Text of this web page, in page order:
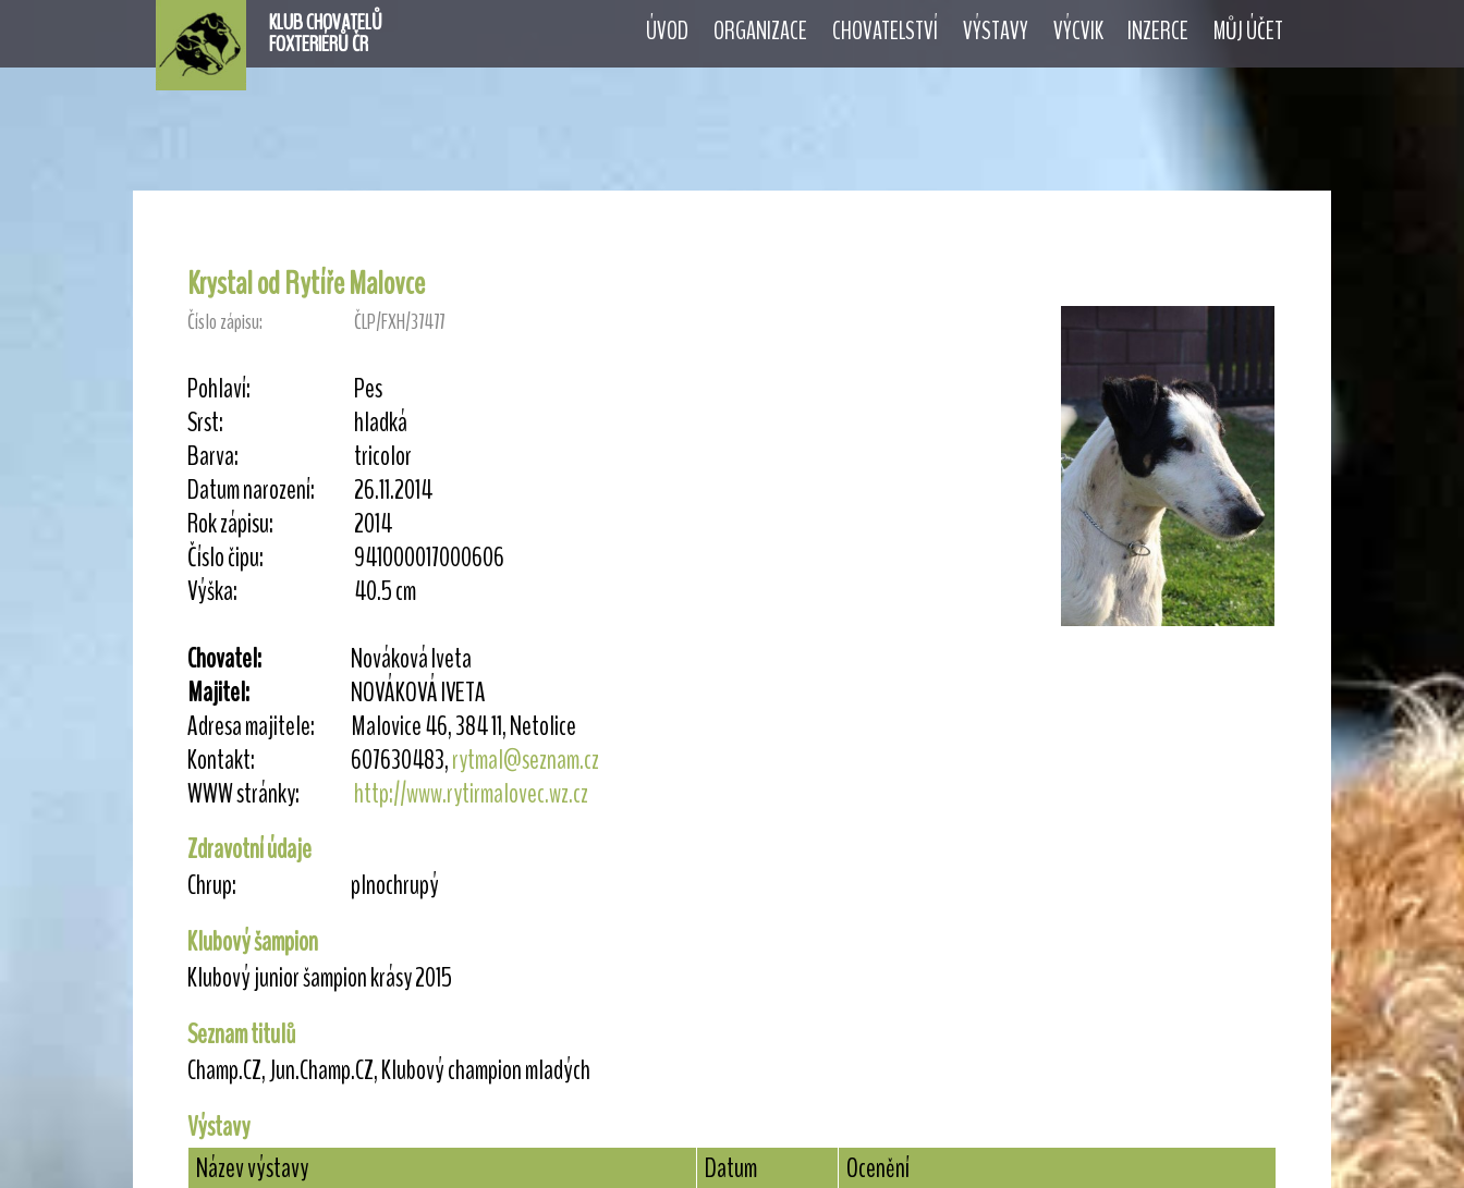
KLUB CHOVATELŮ
FOXTERIÉRŮ ČR ÚVOD ORGANIZACE CHOVATELSTVÍ VÝSTAVY VÝCVIK INZERCE MŮJ ÚČET
Krystal od Rytíře Malovce
Číslo zápisu: ČLP/FXH/37477
Pohlaví:
Pes
Srst:
hladká
Barva:
tricolor
Datum narození:
26.11.2014
Rok zápisu:
2014
Číslo čipu:
941000017000606
Výška:
40.5 cm
Chovatel:
Nováková Iveta
Majitel:
NOVÁKOVÁ IVETA
Adresa majitele:
Malovice 46, 384 11, Netolice
Kontakt:
607630483,rytmal@seznam.cz
WWW stránky:
http://www.rytirmalovec.wz.cz
Zdravotní údaje
Chrup:
plnochrupý
Klubový šampion
Klubový junior šampion krásy 2015
Seznam titulů
Champ.CZ, Jun.Champ.CZ, Klubový champion mladých
Výstavy
Název výstavy
Datum
Ocenění